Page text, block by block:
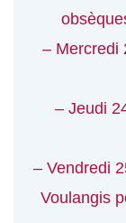
– Mercredi
– Jeudi
– Vendredi
Voulangis